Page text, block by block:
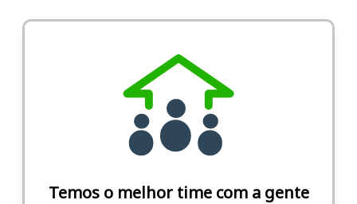
Temos o melhor time com a gente